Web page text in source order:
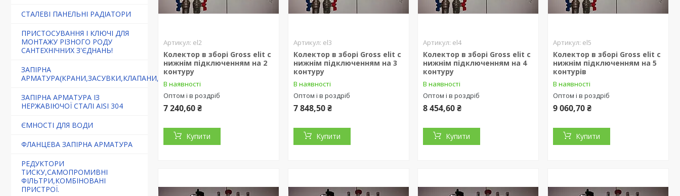
СТАЛЕВІ ПАНЕЛЬНІ РАДІАТОРИ
ПРИСТОСУВАННЯ І КЛЮЧІ ДЛЯ
МОНТАЖУ РІЗНОГО РОДУ
САНТЕХНІЧНИХ З'ЄДНАНЬ!
ЗАПІРНА
АРМАТУРА(КРАНИ,ЗАСУВКИ,КЛАПАНИ,ФІЛЬТРИ)
ЗАПІРНА АРМАТУРА ІЗ
НЕРЖАВІЮЧОЇ СТАЛІ AISI 304
ЄМНОСТІ ДЛЯ ВОДИ
ФЛАНЦЕВА ЗАПІРНА АРМАТУРА
РЕДУКТОРИ
ТИСКУ,САМОПРОМИВНІ
ФІЛЬТРИ,КОМБІНОВАНІ
ПРИСТРОЇ.
el2
Колектор в зборі Gross elit c
нижнім підключенням на 2
контуру
В наявності
Оптом і в роздріб
7 240,60 ₴
Купити
el3
Колектор в зборі Gross elit c
нижнім підключенням на 3
контуру
В наявності
Оптом і в роздріб
7 848,50 ₴
Купити
el4
Колектор в зборі Gross elit c
нижнім підключенням на 4
контуру
В наявності
Оптом і в роздріб
8 454,60 ₴
Купити
el5
Колектор в зборі Gross elit c
нижнім підключенням на 5
контурів
В наявності
Оптом і в роздріб
9 060,70 ₴
Купити